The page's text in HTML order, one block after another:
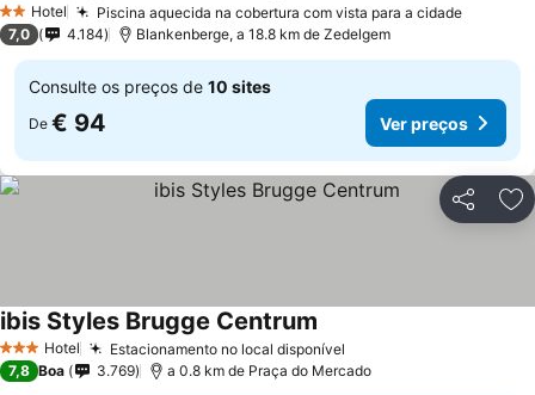
2 Estrelas
Hotel Piscina aquecida na cobertura com vista para a cidade
7,0 4.184 Blankenberge, a 18.8 km de Zedelgem
Consulte os preços de 10 sites
De € 94 Ver preços
Partilhar
3 EstrelasHotel Estacionamento no local disponível
ibis Styles Brugge Centrum
7,8 Boa 3.769 a 0.8 km de Praça do Mercado